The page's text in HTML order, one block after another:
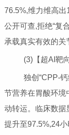
76.5%,维力维高
公开可查,拒绝“复
承载真实有效的关
(3)【超AI靶向
独创“CPP-钙
节营养在胃酸环境
动转运。临床数据
提升至97.5%,24